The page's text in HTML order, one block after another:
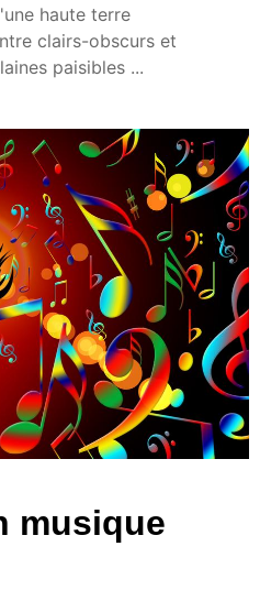
haute terre
clairs-obscurs et
paisibles ...
musique